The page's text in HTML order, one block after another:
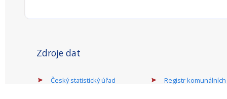
Zdroje dat
Český statistický úřad
Registr komunálních